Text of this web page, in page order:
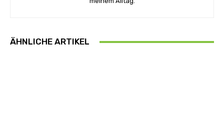
ÄHNLICHE ARTIKEL